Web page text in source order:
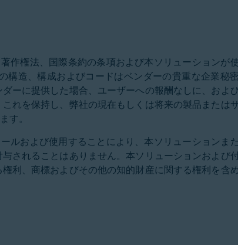
作権法、国際条約の条項および本ソリューションが
造、構成およびコードはベンダーの貴重な企業秘
ーに提供した場合、ユーザーへの報酬なしに、およ
れを保持し、弊社の現在もしくは将来の製品または
す。
ルおよび使用することにより、本ソリューションま
されることはありません。本ソリューションおよび
利、商標およびその他の知的財産に関する権利を含